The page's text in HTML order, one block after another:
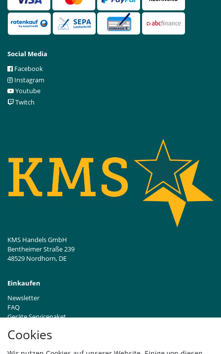
Cookies
Social Media
Facebook
Instagram
Youtube
Twitch
KMS Handels GmbH
Bentheimer Straße 239
48529 Nordhorn, DE
Einkaufen
Newsletter
FAQ
Geräte Servicepaket
Händleranfragen B2B